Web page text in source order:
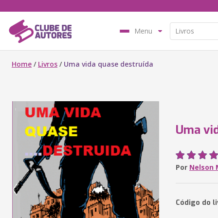
Menu
Home / Livros / Uma vida quase destruída
Uma
Por Nelson
Código do